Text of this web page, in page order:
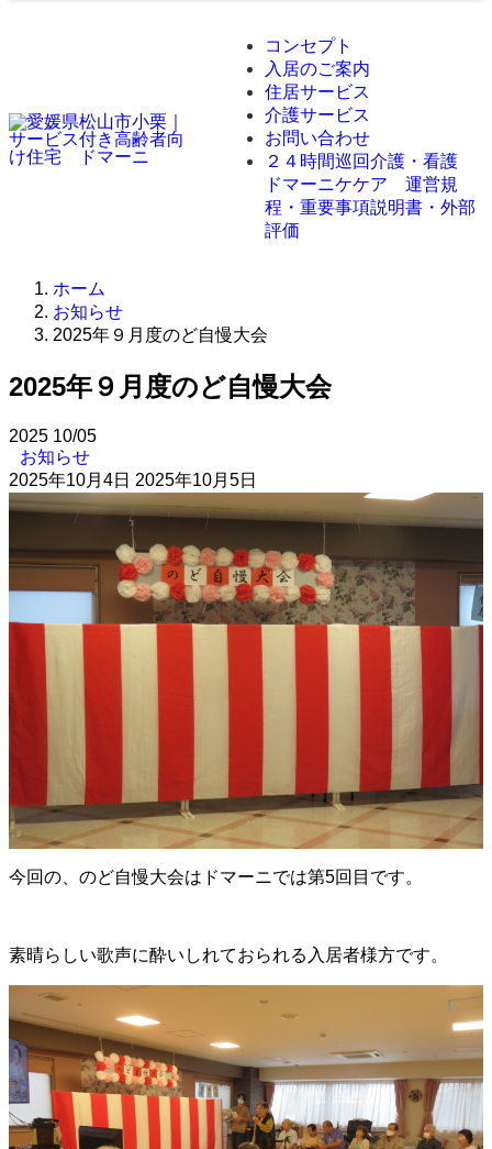
コンセプト
入居のご案内
住居サービス
介護サービス
お問い合わせ
２４時間巡回介護・看護
ドマーニケケア 運営規
程・重要事項説明書・外部
評価
ホーム
お知らせ
2025年９月度のど自慢大会
2025年９月度のど自慢大会
2025 10/05
お知らせ
2025年10月4日 2025年10月5日
今回の、のど自慢大会はドマーニでは第5回目です。
素晴らしい歌声に酔いしれておられる入居者様方です。